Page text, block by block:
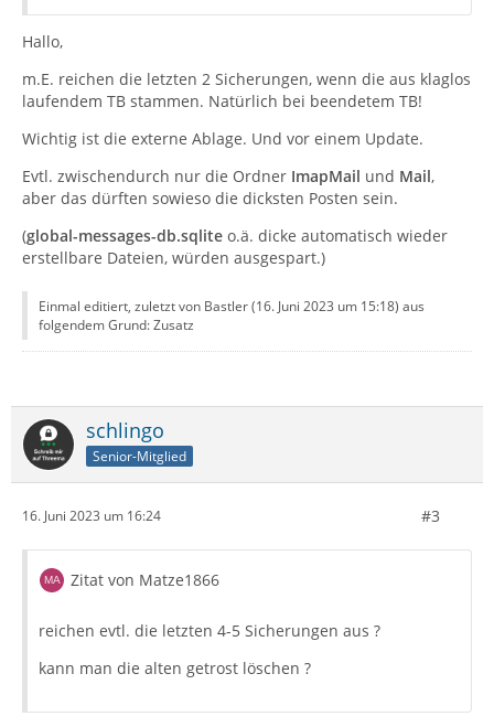
Hallo,
m.E. reichen die letzten 2 Sicherungen, wenn die aus klaglos
laufendem TB stammen. Natürlich bei beendetem TB!
Wichtig ist die externe Ablage. Und vor einem Update.
Evtl. zwischendurch nur die Ordner ImapMail und Mail,
aber das dürften sowieso die dicksten Posten sein.
(global-messages-db.sqlite o.ä. dicke automatisch wieder
erstellbare Dateien, würden ausgespart.)
Einmal editiert, zuletzt von Bastler (16. Juni 2023 um 15:18) aus
folgendem Grund: Zusatz
schlingo
Senior-Mitglied
16. Juni 2023 um 16:24 #3
Zitat von Matze1866
reichen evtl. die letzten 4-5 Sicherungen aus ?
kann man die alten getrost löschen ?